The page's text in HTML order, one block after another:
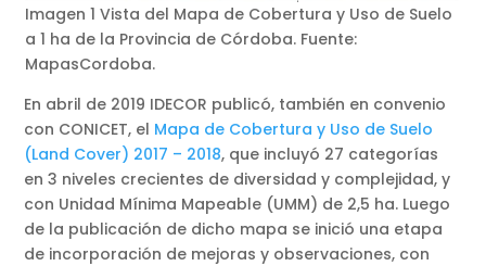
Imagen 1 Vista del Mapa de Cobertura y Uso de Suelo
a 1 ha de la Provincia de Córdoba. Fuente:
MapasCordoba.
En abril de 2019 IDECOR publicó, también en convenio
con CONICET, el Mapa de Cobertura y Uso de Suelo
(Land Cover) 2017 – 2018, que incluyó 27 categorías
en 3 niveles crecientes de diversidad y complejidad, y
con Unidad Mínima Mapeable (UMM) de 2,5 ha. Luego
de la publicación de dicho mapa se inició una etapa
de incorporación de mejoras y observaciones, con